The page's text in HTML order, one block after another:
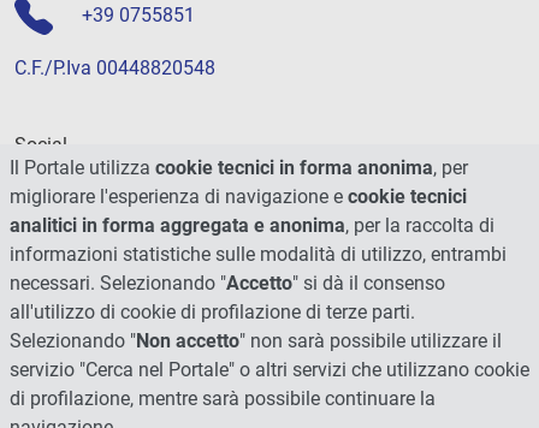
+39 0755851
C.F./P.Iva 00448820548
Social
Il Portale utilizza cookie tecnici in forma anonima, per
migliorare l'esperienza di navigazione e cookie tecnici
analitici in forma aggregata e anonima, per la raccolta di
informazioni statistiche sulle modalità di utilizzo, entrambi
necessari. Selezionando "Accetto" si dà il consenso
all'utilizzo di cookie di profilazione di terze parti.
Selezionando "Non accetto" non sarà possibile utilizzare il
servizio "Cerca nel Portale" o altri servizi che utilizzano cookie
di profilazione, mentre sarà possibile continuare la